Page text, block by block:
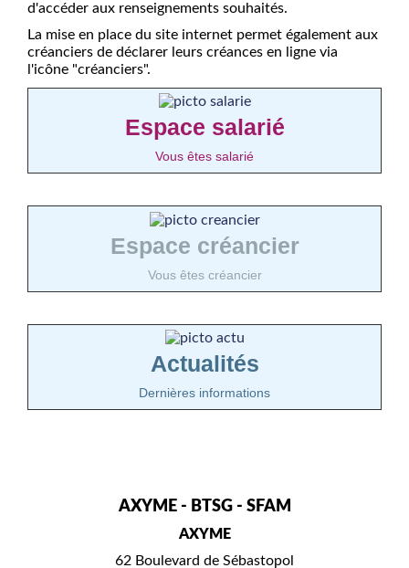
d'accéder aux renseignements souhaités.
La mise en place du site internet permet également aux
créanciers de déclarer leurs créances en ligne via
l'icône "créanciers".
Espace salarié
Vous êtes salarié
Espace créancier
Vous êtes créancier
Actualités
Dernières informations
AXYME - BTSG - SFAM
AXYME
62 Boulevard de Sébastopol